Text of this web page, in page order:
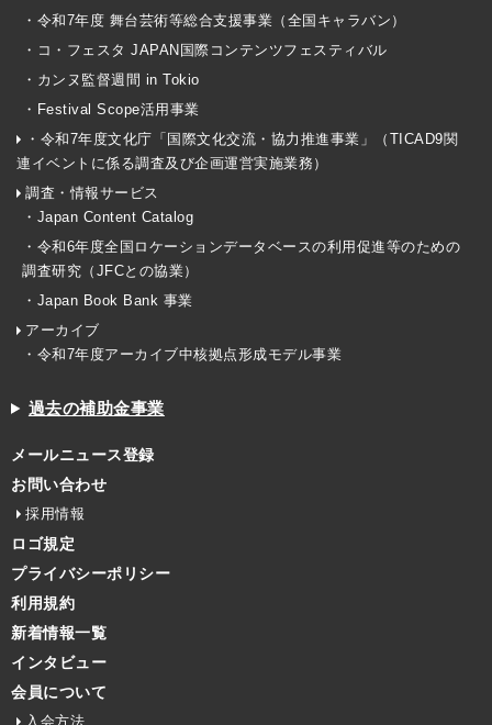
・令和7年度 舞台芸術等総合支援事業（全国キャラバン）
・コ・フェスタ JAPAN国際コンテンツフェスティバル
・カンヌ監督週間 in Tokio
・Festival Scope活用事業
・令和7年度文化庁「国際文化交流・協力推進事業」（TICAD9関
連イベントに係る調査及び企画運営実施業務）
調査・情報サービス
・Japan Content Catalog
・令和6年度全国ロケーションデータベースの利用促進等のための
調査研究（JFCとの協業）
・Japan Book Bank 事業
アーカイブ
・令和7年度アーカイブ中核拠点形成モデル事業
過去の補助金事業
メールニュース登録
お問い合わせ
採用情報
ロゴ規定
プライバシーポリシー
利用規約
新着情報一覧
インタビュー
会員について
入会方法